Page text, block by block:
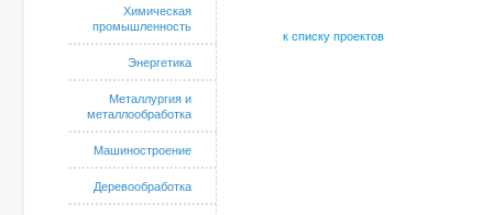
Химическая
промышленность
Энергетика
Металлургия и
металлообработка
Машиностроение
Деревообработка
к списку проектов